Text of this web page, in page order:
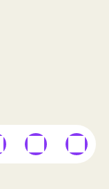
Link
externer Link